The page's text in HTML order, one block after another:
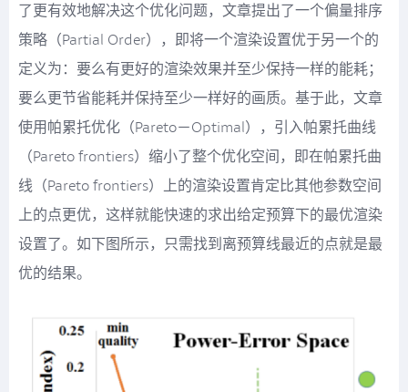
了更有效地解决这个优化问题，文章提出了一个偏量排序
策略（Partial Order），即将一个渲染设置优于另一个的
定义为：要么有更好的渲染效果并至少保持一样的能耗；
要么更节省能耗并保持至少一样好的画质。基于此，文章
使用帕累托优化（Pareto－Optimal），引入帕累托曲线
（Pareto frontiers）缩小了整个优化空间，即在帕累托曲
线（Pareto frontiers）上的渲染设置肯定比其他参数空间
上的点更优，这样就能快速的求出给定预算下的最优渲染
设置了。如下图所示，只需找到离预算线最近的点就是最
优的结果。